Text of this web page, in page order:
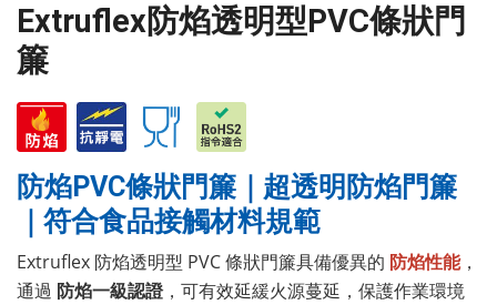
Extruflex防焰透明型PVC條狀門
簾
防焰PVC條狀門簾｜超透明防焰門簾
｜符合食品接觸材料規範
Extruflex 防焰透明型 PVC 條狀門簾具備優異的 防焰性能，
通過 防焰一級認證，可有效延緩火源蔓延，保護作業環境